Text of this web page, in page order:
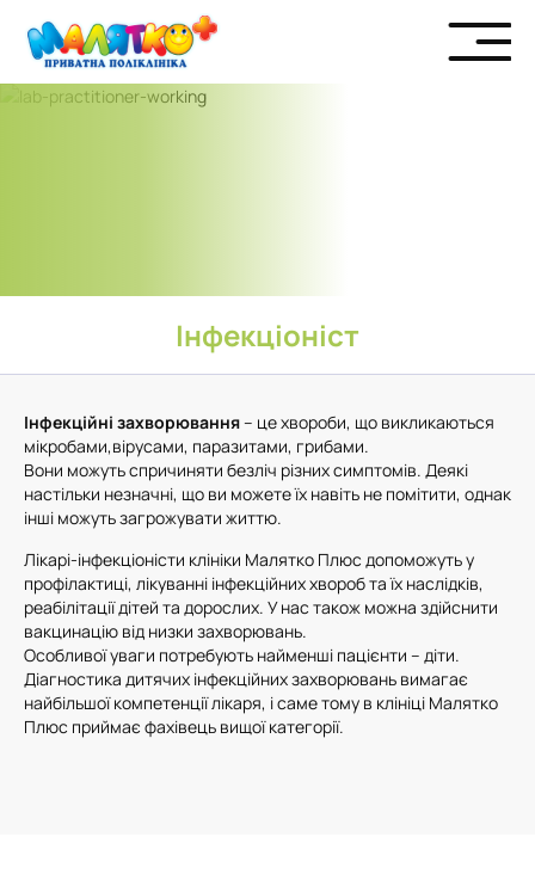
Інфекціоніст
Інфекційні захворювання– це хвороби, що викликаються
мікробами,вірусами, паразитами, грибами.
Вони можуть спричиняти безліч різних симптомів. Деякі
настільки незначні, що ви можете їх навіть не помітити, однак
інші можуть загрожувати життю.
Лікарі-інфекціоністи клініки Малятко Плюс допоможуть у
профілактиці, лікуванні інфекційних хвороб та їх наслідків,
реабілітації дітей та дорослих. У нас також можна здійснити
вакцинацію від низки захворювань.
Особливої уваги потребують найменші пацієнти – діти.
Діагностика дитячих інфекційних захворювань вимагає
найбільшої компетенції лікаря, і саме тому в клініці Малятко
Плюс приймає фахівець вищої категорії.